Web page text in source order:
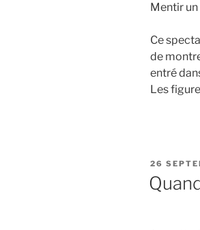
Mentir un
Ce
de
entré
Les
PUBLIÉ
LE
26